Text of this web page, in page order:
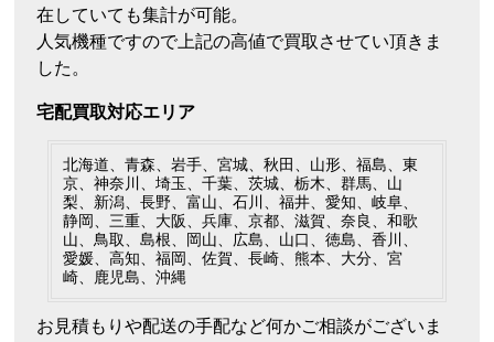
在していても集計が可能。
人気機種ですので上記の高値で買取させてい頂きま
した。
宅配買取対応エリア
北海道、青森、岩手、宮城、秋田、山形、福島、東
京、神奈川、埼玉、千葉、茨城、栃木、群馬、山
梨、新潟、長野、富山、石川、福井、愛知、岐阜、
静岡、三重、大阪、兵庫、京都、滋賀、奈良、和歌
山、鳥取、島根、岡山、広島、山口、徳島、香川、
愛媛、高知、福岡、佐賀、長崎、熊本、大分、宮
崎、鹿児島、沖縄
お見積もりや配送の手配など何かご相談がございま